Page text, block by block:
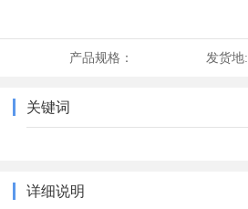
产品规格： 发货地:
关键词
详细说明